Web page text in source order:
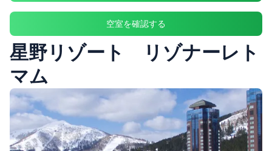
空室を確認する
星野リゾート リゾナーレト
マム